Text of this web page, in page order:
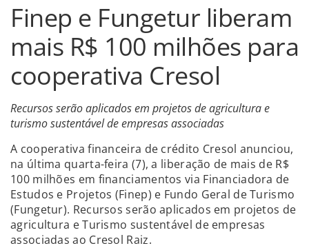
Finep e Fungetur liberam
mais R$ 100 milhões para
cooperativa Cresol
Recursos serão aplicados em projetos de agricultura e
turismo sustentável de empresas associadas
A cooperativa financeira de crédito Cresol anunciou,
na última quarta-feira (7), a liberação de mais de R$
100 milhões em financiamentos via Financiadora de
Estudos e Projetos (Finep) e Fundo Geral de Turismo
(Fungetur). Recursos serão aplicados em projetos de
agricultura e Turismo sustentável de empresas
associadas ao Cresol Raiz.